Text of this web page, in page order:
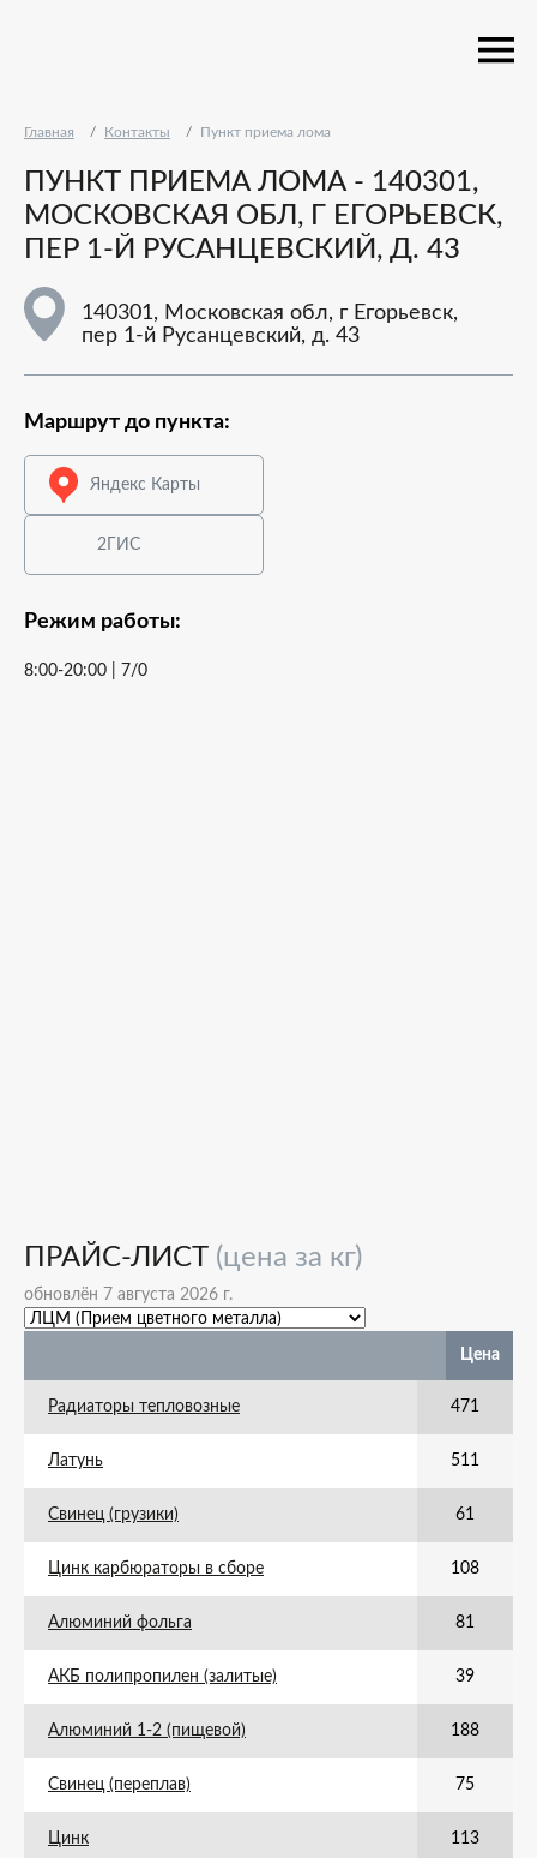
Главная Контакты Пункт приема лома
ПУНКТ ПРИЕМА ЛОМА - 140301,
МОСКОВСКАЯ ОБЛ, Г ЕГОРЬЕВСК,
ПЕР 1-Й РУСАНЦЕВСКИЙ, Д. 43
140301, Московская обл, г Егорьевск,
пер 1-й Русанцевский, д. 43
Маршрут до пункта:
Яндекс Карты
2ГИС
Режим работы:
8:00-20:00 | 7/0
ПРАЙС-ЛИСТ (цена за кг)
обновлён 7 августа 2026 г.
Цена
Радиаторы тепловозные 471
Латунь 511
Свинец (грузики) 61
Цинк карбюраторы в сборе 108
Алюминий фольга 81
АКБ полипропилен (залитые) 39
Алюминий 1-2 (пищевой) 188
Свинец (переплав) 75
Цинк 113